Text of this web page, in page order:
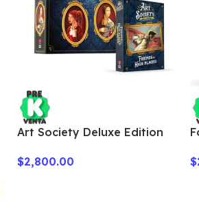
Art Society Deluxe Edition
$2,800.00
$